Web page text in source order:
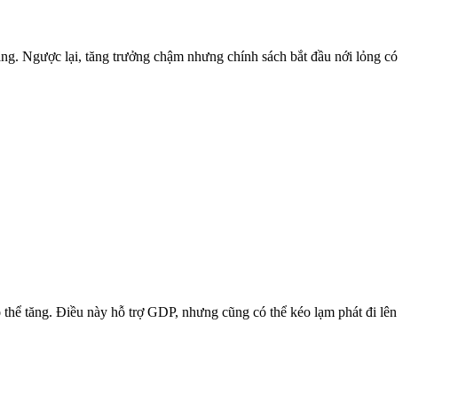
Ngược lại, tăng trưởng chậm nhưng chính sách bắt đầu nới lỏng có
tăng. Điều này hỗ trợ GDP, nhưng cũng có thể kéo lạm phát đi lên